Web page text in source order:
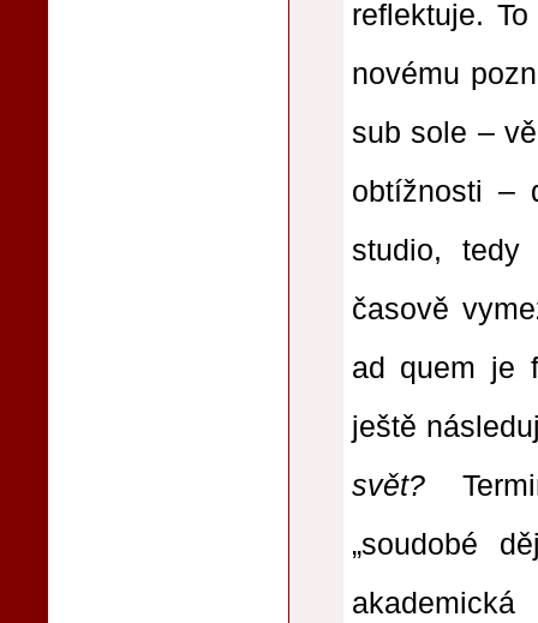
reflektuje.
novému
sub sole –
obtížnosti –
studio,
časově
ad quem je
ještě
svět?
„soudobé